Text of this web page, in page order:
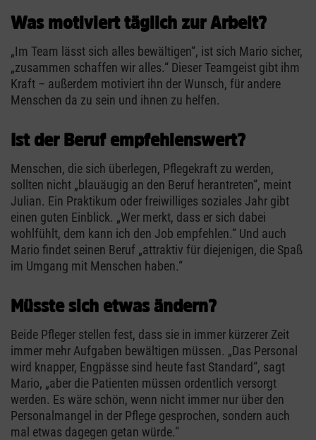
Was motiviert täglich zur Arbeit?
„Im Team lässt sich alles bewältigen“, ist sich Mario sicher,
„zusammen schaffen wir alles.“ Dieser Teamgeist gibt ihm
Kraft – außerdem motiviert ihn der Wunsch, für andere
Menschen da zu sein und ihnen zu helfen.
Ist der Beruf empfehlenswert?
Menschen, die sich überlegen, Pflegekraft zu werden,
sollten nicht „blauäugig an den Beruf herantreten“, meint
Julian. Ein Praktikum oder freiwilliges soziales Jahr gibt
einen guten Einblick. „Wer merkt, dass er sich dabei
wohlfühlt, dem kann ich den Job empfehlen.“ Und auch
Mario findet seinen Beruf „attraktiv für diejenigen, die Spaß
im Umgang mit Menschen haben.“
Müsste sich etwas ändern?
Beide Pfleger stellen fest, dass sie in immer kürzerer Zeit
immer mehr Aufgaben bewältigen müssen. „Das Personal
wird knapper, Engpässe sind heute fast Standard“, sagt
Mario, „aber die Patienten müssen ordentlich versorgt
werden. Es wäre schön, wenn nicht immer nur über den
Personalmangel in der Pflege gesprochen, sondern auch
mal etwas dagegen getan würde.“